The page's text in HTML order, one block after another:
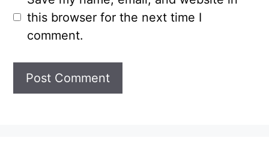
this browser for the next time I
comment.